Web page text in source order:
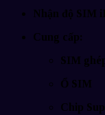
Nhận độ SIM
Cung cấp:
SIM
Ổ SIM
Chip